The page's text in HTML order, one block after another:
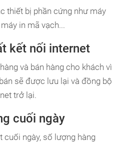
thiết bị phần cứng như máy
in mã vạch...
kết nối internet
và bán hàng cho khách vì
sẽ được lưu lại và đồng bộ
trở lại.
cuối ngày
cuối ngày, số lượng hàng